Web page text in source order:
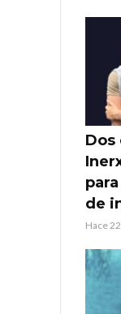
Dos
de
Hace